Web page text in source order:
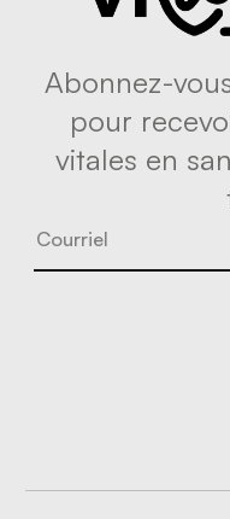
Abonnez-
pour
vitales en